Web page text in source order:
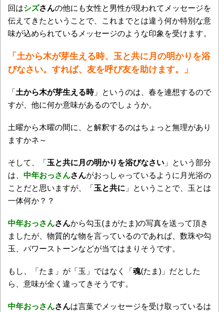
回はシズさんの他にも女性と男性が現われてメッセージを
伝えてきたということで、これまでとは違う何か特別な意
味が込められているメッセージのような印象を受けます。
「土から木が芽生える時、玉と共に月の明かりを浴
びなさい。すれば、友を呼び友を助けます。」
「 土から木が芽生える時」というのは、春を連想するので
すが、他に何か意味があるのでしょうか。
土曜から木曜の間に、と解釈するのはちょっと無理があり
ますかネ～
そして、「 玉と共に月の明かりを浴びなさい 」という部分
は、 中年おっさんさんがおっしゃっているように月光浴の
ことだと思いますが、「 玉と共に 」ということで、玉とは
一体何か？？
中年おっさんさんから勾玉(まがたま)の写真を送って頂き
ましたが、物質的な物を言っているのであれば、数珠や勾
玉、パワーストーンなどが当てはまりそうです。
もし、「たま」が「玉」ではなく「 魂(たま)」だとした
ら、意味が全く違ってきそうです。
中年おっさんさんは言葉でメッセージを受け取っているは